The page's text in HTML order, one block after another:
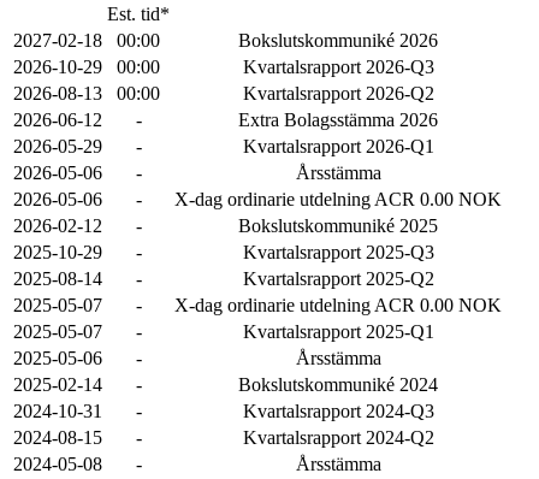
Est. tid*
2027-02-18
00:00
Bokslutskommuniké 2026
2026-10-29
00:00
Kvartalsrapport 2026-Q3
2026-08-13
00:00
Kvartalsrapport 2026-Q2
2026-06-12
-
Extra Bolagsstämma 2026
2026-05-29
-
Kvartalsrapport 2026-Q1
2026-05-06
-
Årsstämma
2026-05-06
-
X-dag ordinarie utdelning ACR 0.00 NOK
2026-02-12
-
Bokslutskommuniké 2025
2025-10-29
-
Kvartalsrapport 2025-Q3
2025-08-14
-
Kvartalsrapport 2025-Q2
2025-05-07
-
X-dag ordinarie utdelning ACR 0.00 NOK
2025-05-07
-
Kvartalsrapport 2025-Q1
2025-05-06
-
Årsstämma
2025-02-14
-
Bokslutskommuniké 2024
2024-10-31
-
Kvartalsrapport 2024-Q3
2024-08-15
-
Kvartalsrapport 2024-Q2
2024-05-08
-
Årsstämma